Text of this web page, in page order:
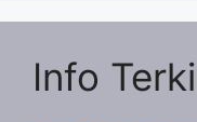
Info